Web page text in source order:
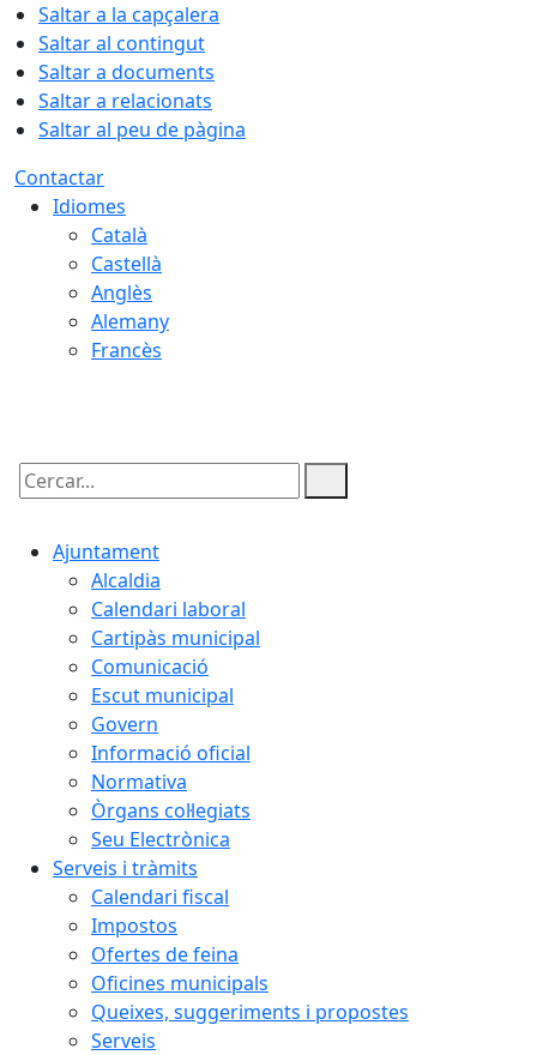
Saltar a la capçalera
Saltar al contingut
Saltar a documents
Saltar a relacionats
Saltar al peu de pàgina
Contactar
Idiomes
Català
Castellà
Anglès
Alemany
Francès
Cercar:
Ajuntament
Alcaldia
Calendari laboral
Cartipàs municipal
Comunicació
Escut municipal
Govern
Informació oficial
Normativa
Òrgans col·legiats
Seu Electrònica
Serveis i tràmits
Calendari fiscal
Impostos
Ofertes de feina
Oficines municipals
Queixes, suggeriments i propostes
Serveis